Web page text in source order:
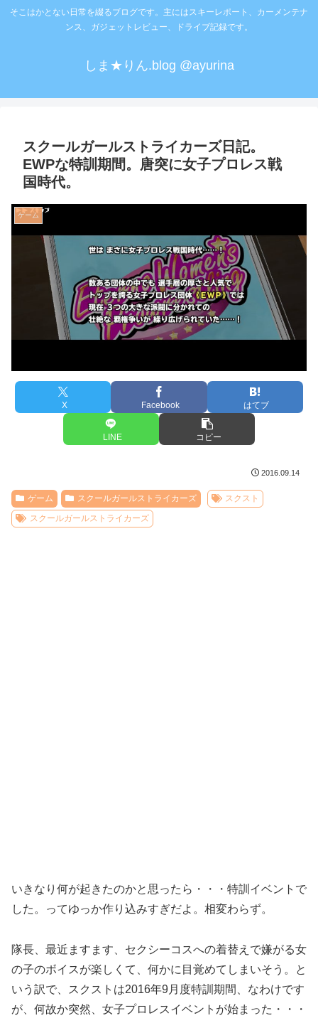
そこはかとない日常を綴るブログです。主にはスキーレポート、カーメンテナ
ンス、ガジェットレビュー、ドライブ記録です。
しま★りん.blog @ayurina
スクールガールストライカーズ日記。
EWPな特訓期間。唐突に女子プロレス戦
国時代。
ゲーム
X Facebook はてブ
LINE コピー
2016.09.14
ゲーム スクールガールストライカーズ
スクスト
スクールガールストライカーズ
いきなり何が起きたのかと思ったら・・・特訓イベントで
した。ってゆっか作り込みすぎだよ。相変わらず。
隊長、最近ますます、セクシーコスへの着替えで嫌がる女
の子のボイスが楽しくて、何かに目覚めてしまいそう。と
いう訳で、スクストは2016年9月度特訓期間、なわけです
が、何故か突然、女子プロレスイベントが始まった・・・